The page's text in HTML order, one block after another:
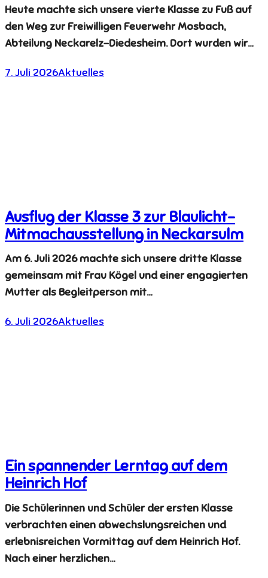
Heute machte sich unsere vierte Klasse zu Fuß auf
den Weg zur Freiwilligen Feuerwehr Mosbach,
Abteilung Neckarelz-Diedesheim. Dort wurden wir…
7. Juli 2026Aktuelles
Ausflug der Klasse 3 zur Blaulicht-
Mitmachausstellung in Neckarsulm
Am 6. Juli 2026 machte sich unsere dritte Klasse
gemeinsam mit Frau Kögel und einer engagierten
Mutter als Begleitperson mit…
6. Juli 2026Aktuelles
Ein spannender Lerntag auf dem
Heinrich Hof
Die Schülerinnen und Schüler der ersten Klasse
verbrachten einen abwechslungsreichen und
erlebnisreichen Vormittag auf dem Heinrich Hof.
Nach einer herzlichen…